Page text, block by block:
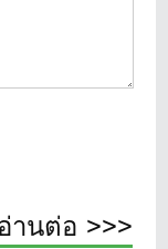
อ่านต่อ >>>